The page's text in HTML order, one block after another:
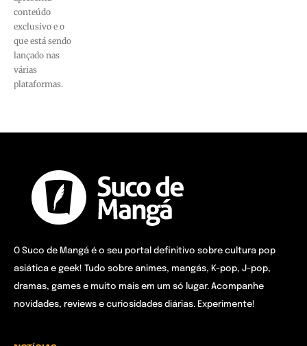
conteúdo
exclusivo e o
que está sendo
lançado nas
várias
plataformas.
O Suco de Mangá é o seu portal definitivo sobre cultura pop
asiática e geek! Tudo sobre animes, mangás, K-pop, J-pop,
dramas, games e muito mais em um só lugar. Acompanhe
novidades, reviews e curiosidades diárias. Experimente!